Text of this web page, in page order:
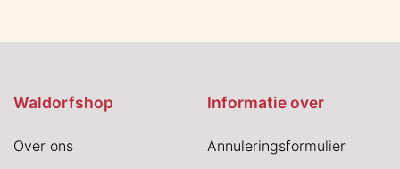
Waldorfshop
Over ons
Informatie over
Annuleringsformulier